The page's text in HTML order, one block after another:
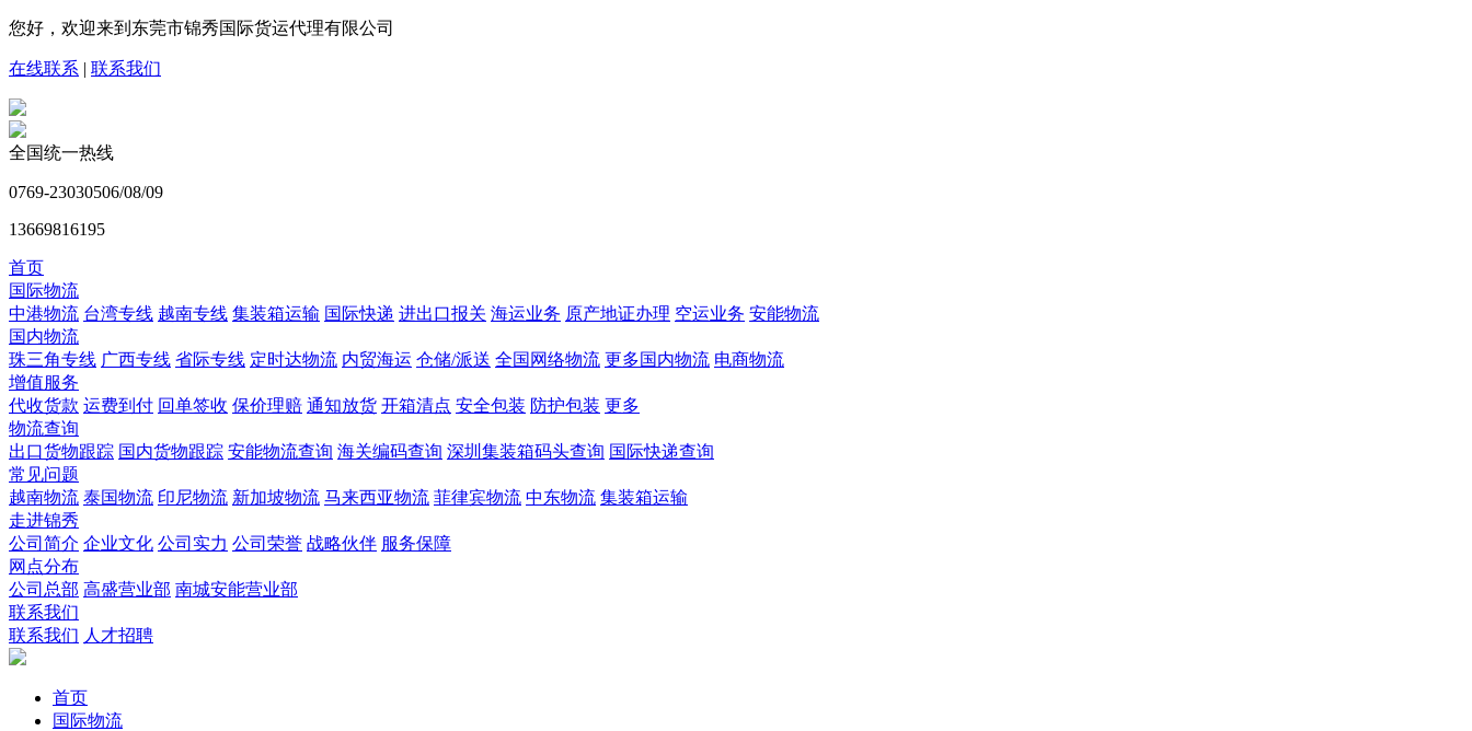
您好，欢迎来到东莞市锦秀国际货运代理有限公司
在线联系 | 联系我们
全国统一热线
0769-23030506/08/09
13669816195
首页
国际物流
中港物流 台湾专线 越南专线 集装箱运输 国际快递 进出口报关 海运业务 原产地证办理 空运业务 安能物流
国内物流
珠三角专线 广西专线 省际专线 定时达物流 内贸海运 仓储/派送 全国网络物流 更多国内物流 电商物流
增值服务
代收货款 运费到付 回单签收 保价理赔 通知放货 开箱清点 安全包装 防护包装 更多
物流查询
出口货物跟踪 国内货物跟踪 安能物流查询 海关编码查询 深圳集装箱码头查询 国际快递查询
常见问题
越南物流 泰国物流 印尼物流 新加坡物流 马来西亚物流 菲律宾物流 中东物流 集装箱运输
走进锦秀
公司简介 企业文化 公司实力 公司荣誉 战略伙伴 服务保障
网点分布
公司总部 高盛营业部 南城安能营业部
联系我们
联系我们 人才招聘
首页
国际物流